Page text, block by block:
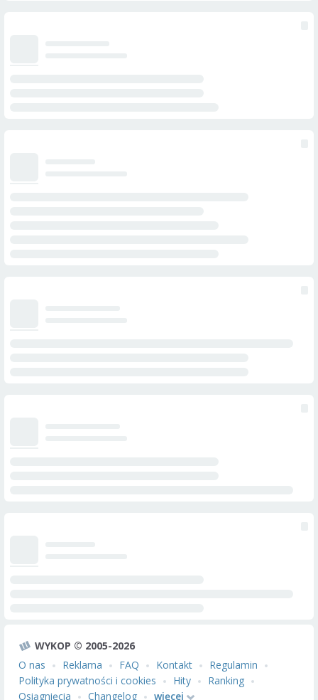
WYKOP © 2005-2026
O nas
Reklama FAQ Kontakt
Regulamin
Polityka prywatności i cookies
Hity
Ranking
Osiągnięcia
Changelog więcej